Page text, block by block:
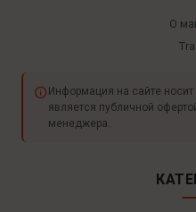
О
Информация на сайте
является публичной
менеджера.